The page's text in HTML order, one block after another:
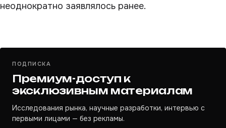
неоднократно заявлялось ранее.
ПОДПИСКА
Премиум-доступ к
эксклюзивным материалам
Исследования рынка, научные разработки, интервью с
первыми лицами — без рекламы.